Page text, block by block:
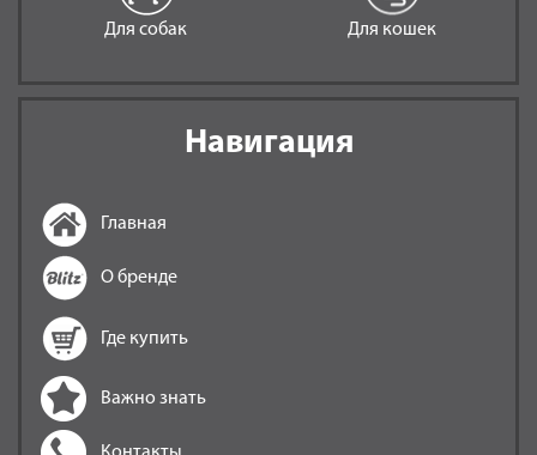
Для собак Для кошек
Навигация
Главная
О бренде
Где купить
Важно знать